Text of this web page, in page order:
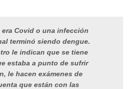
era Covid o una infección
terminó siendo dengue.
le indican que se tiene
estaba a punto de sufrir
le hacen exámenes de
que están con las